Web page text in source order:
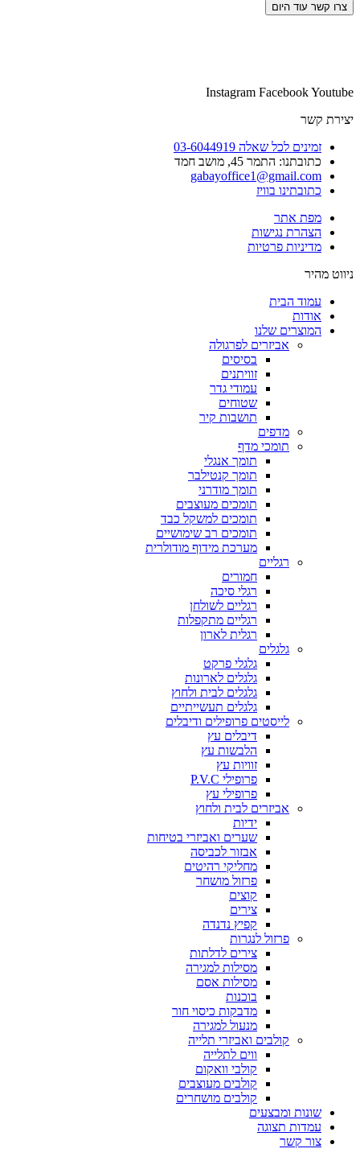
צרו קשר עוד היום
Instagram FacebookYoutube
יצירת קשר
זמינים לכל שאלה 03-6044919
כתובתנו: התמר 45, מושב חמד​
gabayoffice1@gmail.com
כתובתינו בוויז
מפת אתר
הצהרת נגישות
מדיניות פרטיות
ניווט מהיר
עמוד הבית
אודות
המוצרים שלנו
אביזרים לפרגולה
בסיסים
זוויתנים
עמודי גדר
שטוחים
תושבות קיר
מדפים
תומכי מדף
תומך אנגלי
תומך קנטילבר
תומך מודרני
תומכים מעוצבים
תומכים למשקל כבד
תומכים רב שימושיים
מערכת מידוף מודולרית
רגליים
חמורים
רגלי סיכה
רגליים לשולחן
רגליים מתקפלות
רגלית לארון
גלגלים
גלגלי פרקט
גלגלים לארונות
גלגלים לבית ולחוץ
גלגלים תעשייתיים
לייסטים פרופילים ודיבלים
דיבלים עץ
הלבשות עץ
זוויות עץ
פרופילי P.V.C
פרופילי עץ
אביזרים לבית ולחוץ
ידיות
שערים ואביזרי בטיחות
אבזור לכביסה
מחליקי רהיטים
פרזול מושחר
קוצים
צירים
קפיץ נדנדה
פרזול לנגרות
צירים לדלתות
מסילות למגירה
מסילות אסם
בוכנות
מדבקות כיסוי חור
מנעול למגירה
קולבים ואביזרי תלייה
ווים לתלייה
קולבי וואקום
קולבים מעוצבים
קולבים מושחרים
שונות ומבצעים
עמדות תצוגה
צור קשר